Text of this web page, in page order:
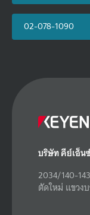
02-078-1090
บริษัท คีย์เอ็
2034/140-
ตัดใหม่ แขวง